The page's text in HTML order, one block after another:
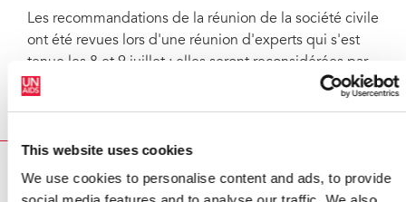
This website uses cookies
We use cookies to personalise content and ads, to provide
Les recommandations de la réunion de la société civile
ont été revues lors d'une réunion d'experts qui s'est
tenue les 8 et 9 juillet ; elles seront reconsidérées par
les Chefs d'État lors du Sommet spécial.
RELATED